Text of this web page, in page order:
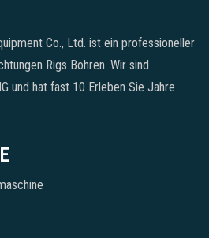
Co., Ltd. ist ein professioneller
Rigs Bohren. Wir sind
und hat fast 10 Erleben Sie Jahre